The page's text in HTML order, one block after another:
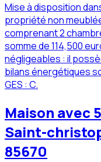
Mise à disposition
propriété non
comprenant 2
somme de 114,500
négligeables : il
bilans énergétiques
GES : C.
Maison avec
Saint-
85670